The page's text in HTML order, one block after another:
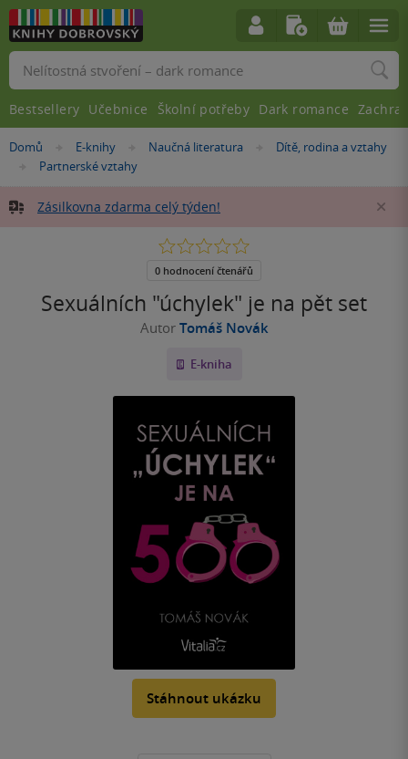
Nacházíte
Domů »E-knihy »Naučná literatura »
Dítě, rodina a vztahy
»Partnerské vztahy
Zásilkovna zdarma celý týden!
Sexuálních "úchylek" je na pět set
Autor Tomáš Novák
E-kniha
Stáhnout ukázku
0.0
5
0 hodnocení čtenářů
Vyhledávání
Bestsellery Učebnice Školní potřeby Dark romance